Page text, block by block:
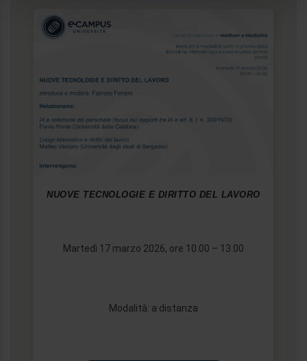
informazioni sul modo in cui utilizza il nostro sito con i
nostri partner che si occupano di analisi dei dati web,
pubblicità e social media, i quali potrebbero combinarle
con altre informazioni che ha fornito loro o che hanno
raccolto dal suo utilizzo dei loro servizi.
NUOVE TECNOLOGIE E DIRITTO DEL LAVORO
Martedì 17 marzo 2026, ore 10.00 – 13.00
Modalità: a distanza